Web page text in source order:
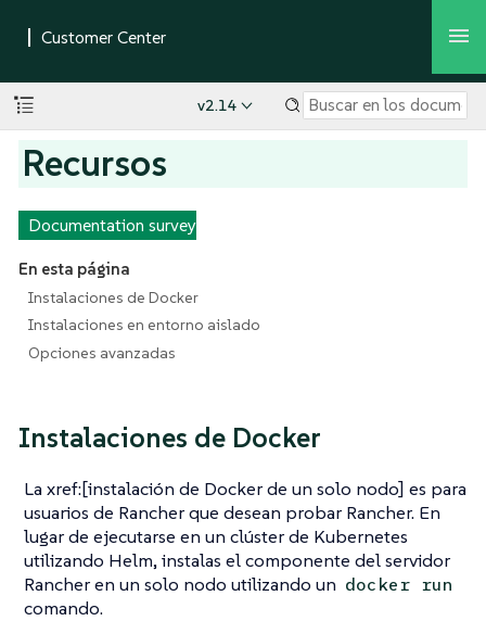
v2.14
Recursos
Documentation survey
En esta página
Instalaciones de Docker
Instalaciones en entorno aislado
Opciones avanzadas
Instalaciones de Docker
La xref:[instalación de Docker de un solo nodo] es para
usuarios de Rancher que desean probar Rancher. En
lugar de ejecutarse en un clúster de Kubernetes
utilizando Helm, instalas el componente del servidor
Rancher en un solo nodo utilizando un docker run
comando.